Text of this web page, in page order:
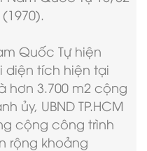
Quốc Tự hiện
diện tích hiện tại
hơn 3.700 m2 cộng
ủy, UBND TP.HCM
cộng công trình
rộng khoảng